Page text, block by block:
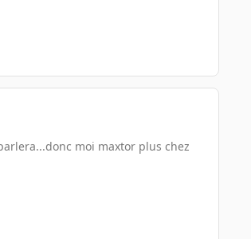
moi maxtor plus chez